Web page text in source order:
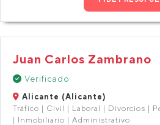
Juan Carlos Zambrano
Verificado
Alicante (Alicante)
Tráfico | Civil | Laboral | Divorcios |
| Inmobiliario | Administrativo